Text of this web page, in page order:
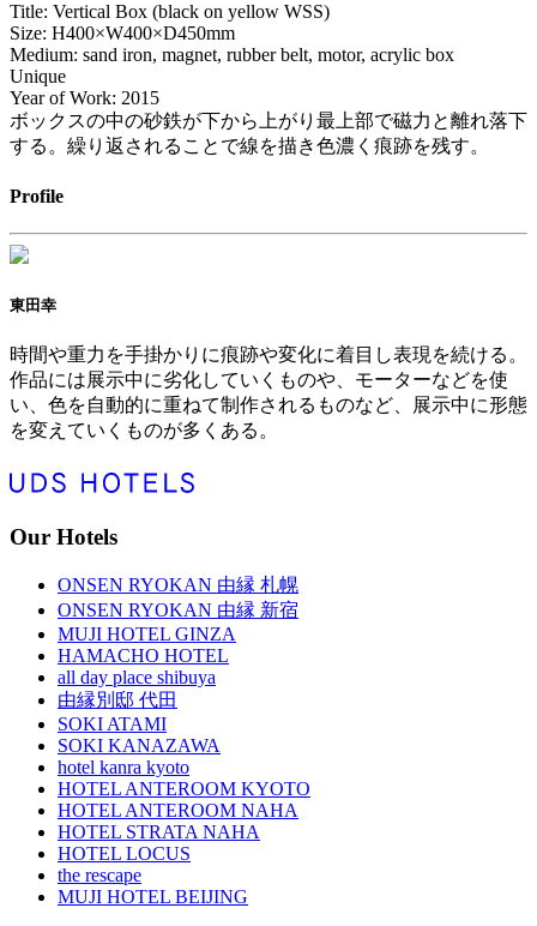
Title: Vertical Box (black on yellow WSS)
Size: H400×W400×D450mm
Medium: sand iron, magnet, rubber belt, motor, acrylic box
Unique
Year of Work: 2015
ボックスの中の砂鉄が下から上がり最上部で磁力と離れ落下
する。繰り返されることで線を描き色濃く痕跡を残す。
Profile
東田幸
時間や重力を手掛かりに痕跡や変化に着目し表現を続ける。
作品には展示中に劣化していくものや、モーターなどを使
い、色を自動的に重ねて制作されるものなど、展示中に形態
を変えていくものが多くある。
Our Hotels
ONSEN RYOKAN 由縁 札幌
ONSEN RYOKAN 由縁 新宿
MUJI HOTEL GINZA
HAMACHO HOTEL
all day place shibuya
由縁別邸 代田
SOKI ATAMI
SOKI KANAZAWA
hotel kanra kyoto
HOTEL ANTEROOM KYOTO
HOTEL ANTEROOM NAHA
HOTEL STRATA NAHA
HOTEL LOCUS
the rescape
MUJI HOTEL BEIJING